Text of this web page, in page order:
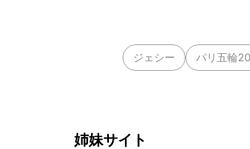
ジェシー パリ五輪
姉妹サイト